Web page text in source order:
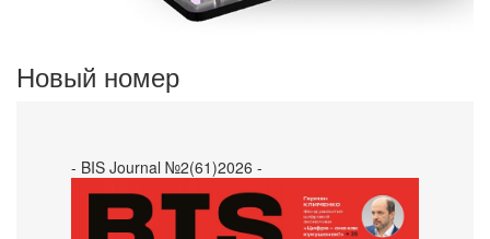
Новый номер
- BIS Journal №2(61)2026 -